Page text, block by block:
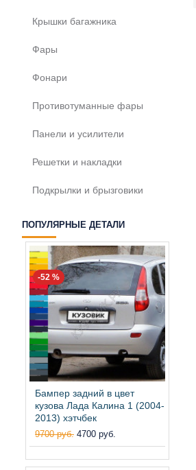
Крышки багажника
Фары
Фонари
Противотуманные фары
Панели и усилители
Решетки и накладки
Подкрылки и брызговики
ПОПУЛЯРНЫЕ ДЕТАЛИ
-52 %
Бампер задний в цвет
кузова Лада Калина 1 (2004-
2013) хэтчбек
9700 руб. 4700 руб.